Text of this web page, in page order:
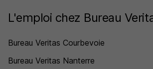
L'emploi chez Bureau
Bureau Veritas Courbevoie
Bureau Veritas Nanterre